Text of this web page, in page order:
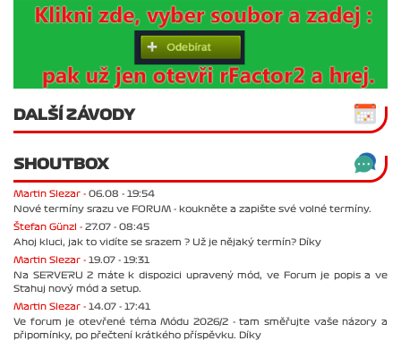
DALŠÍ ZÁVODY
SHOUTBOX
Martin Slezar - 06.08 - 19:54
Nové termíny srazu ve FORUM - koukněte a zapište své volné termíny.
Štefan Günzl - 27.07 - 08:45
Ahoj kluci, jak to vidíte se srazem ? Už je nějaký termín? Díky
Martin Slezar - 19.07 - 19:31
Na SERVERU 2 máte k dispozici upravený mód, ve Forum je popis a ve
Stahuj nový mód a setup.
Martin Slezar - 14.07 - 17:41
Ve forum je otevřené téma Módu 2026/2 - tam směřujte vaše názory a
připomínky, po přečtení krátkého příspěvku. Díky